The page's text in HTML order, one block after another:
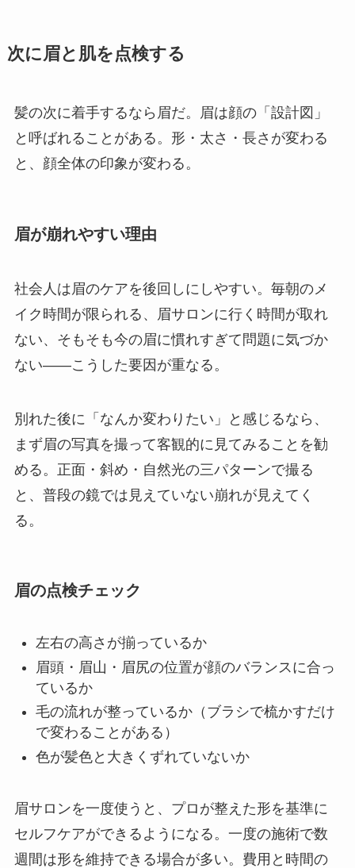
次に眉と肌を点検する
髪の次に着手するなら眉だ。眉は顔の「設計図」
と呼ばれることがある。形・太さ・長さが変わる
と、顔全体の印象が変わる。
眉が崩れやすい理由
社会人は眉のケアを後回しにしやすい。毎朝のメ
イク時間が限られる、眉サロンに行く時間が取れ
ない、そもそも今の眉に慣れすぎて問題に気づか
ない——こうした要因が重なる。
別れた後に「なんか変わりたい」と感じるなら、
まず眉の写真を撮って客観的に見てみることを勧
める。正面・斜め・自然光の三パターンで撮る
と、普段の鏡では見えていない崩れが見えてく
る。
眉の点検チェック
左右の高さが揃っているか
眉頭・眉山・眉尻の位置が顔のバランスに合っ
ているか
毛の流れが整っているか（ブラシで梳かすだけ
で変わることがある）
色が髪色と大きくずれていないか
眉サロンを一度使うと、プロが整えた形を基準に
セルフケアができるようになる。一度の施術で数
週間は形を維持できる場合が多い。費用と時間の